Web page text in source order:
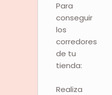
Para
conseguir
los
corredores
de tu
tienda:
Realiza